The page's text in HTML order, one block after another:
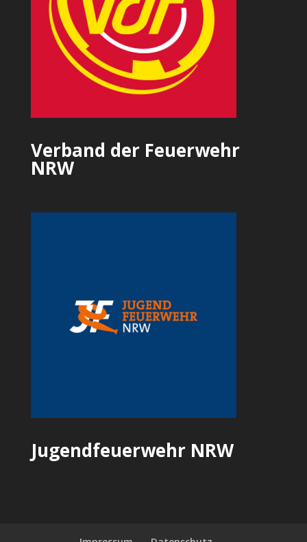
Verband der Feuerwehr
NRW
Jugendfeuerwehr NRW